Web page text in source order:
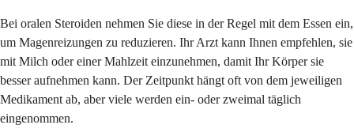
Bei oralen Steroiden nehmen Sie diese in der Regel mit dem Essen ein,
um Magenreizungen zu reduzieren. Ihr Arzt kann Ihnen empfehlen, sie
mit Milch oder einer Mahlzeit einzunehmen, damit Ihr Körper sie
besser aufnehmen kann. Der Zeitpunkt hängt oft von dem jeweiligen
Medikament ab, aber viele werden ein- oder zweimal täglich
eingenommen.